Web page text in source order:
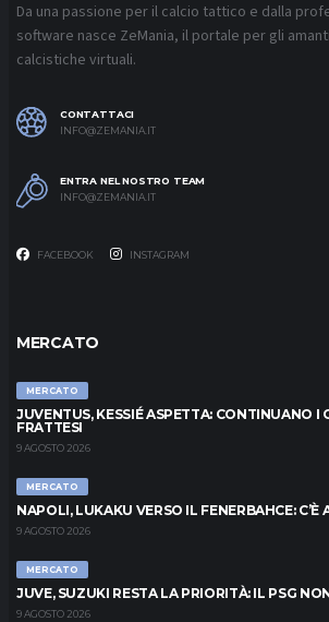
Da una passione per il calcio tattico e dalla
software nasce ZeMania, il portale per gli
calcistiche virtuali.
CONTATTACI
INFO@ZEMANIA.IT
ENTRA NEL NOSTRO TEAM
INFO@ZEMANIA.IT
FACEBOOK INSTAGRAM
MERCATO
MERCATO
JUVENTUS, KESSIÉ ASPETTA: CONTINUANO I
FRATTESI
9 AGOSTO 2026
MERCATO
NAPOLI, LUKAKU VERSO IL FENERBAHCE: C’È
9 AGOSTO 2026
MERCATO
JUVE, SUZUKI RESTA LA PRIORITÀ: IL PSG
9 AGOSTO 2026